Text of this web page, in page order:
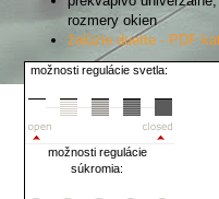
rozmery okien
žalúzie duette - PDF
možnosti regulácie svetla:
možnosti regulácie
súkromia: